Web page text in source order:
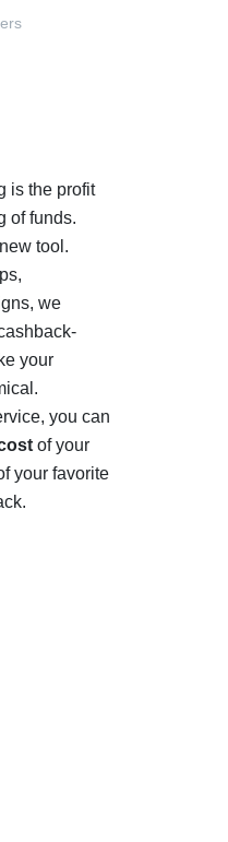
is the profit
of funds.
tool.
we
your
you can
of your
your favorite